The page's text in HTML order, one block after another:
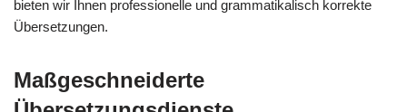
bieten wir Ihnen professionelle und grammatikalisch korrekte
Übersetzungen.
Maßgeschneiderte